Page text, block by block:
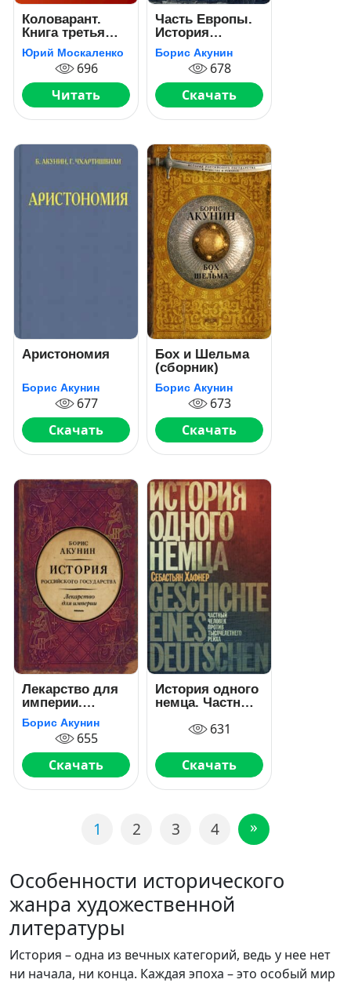
Коловарант.
Книга третья
часть первая
Юрий Москаленко
696
Читать
Часть Европы.
История
Российского
государства. От
истоков до
монгольского
нашествия
Борис Акунин
678
Скачать
Аристономия
Борис Акунин
677
Скачать
Бох и Шельма
(сборник)
Борис Акунин
673
Скачать
Лекарство для
империи.
История
Российского
государства.
Царь-
освободитель и
царь-
Борис Акунин
655
Скачать
История одного
немца. Частный
тысячелетнего
631
Скачать
1 2 3 4 »
Особенности исторического
жанра художественной
литературы
История – одна из вечных категорий, ведь у нее нет
ни начала, ни конца. Каждая эпоха – это особый мир